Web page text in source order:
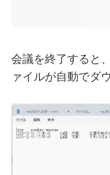
会議を終了すると
ァイルが自動でダ